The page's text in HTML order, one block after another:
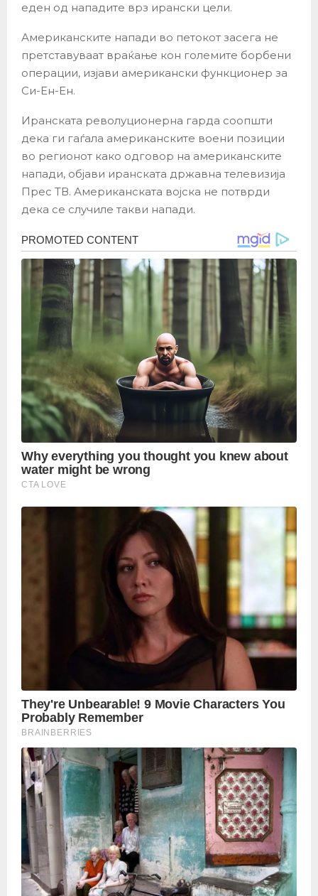
еден од нападите врз ирански цели.
Американските напади во петокот засега не
претставуваат враќање кон големите борбени
операции, изјави американски функционер за
Си-Ен-Ен.
Иранската револуционерна гарда соопшти
дека ги гаѓала американските воени позиции
во регионот како одговор на американските
напади, објави иранската државна телевизија
Прес ТВ. Американската војска не потврди
дека се случиле такви напади.